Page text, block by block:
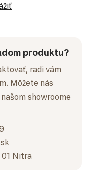
produktu?
radi vám
Môžete nás
showroome
Nitra